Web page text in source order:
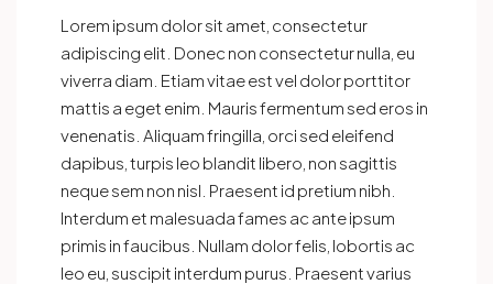
Lorem ipsum dolor sit amet, consectetur
adipiscing elit. Donec non consectetur nulla, eu
viverra diam. Etiam vitae est vel dolor porttitor
mattis a eget enim. Mauris fermentum sed eros in
venenatis. Aliquam fringilla, orci sed eleifend
dapibus, turpis leo blandit libero, non sagittis
neque sem non nisl. Praesent id pretium nibh.
Interdum et malesuada fames ac ante ipsum
primis in faucibus. Nullam dolor felis, lobortis ac
leo eu, suscipit interdum purus. Praesent varius